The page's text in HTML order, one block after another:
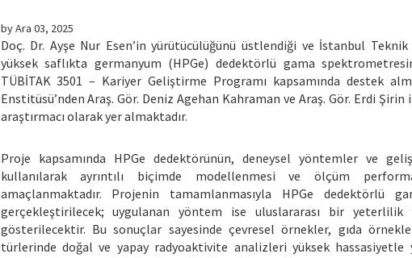
byAra 03, 2025
Doç. Dr. Ayşe Nur Esen’in yürütücülüğünü üstlendiği ve İstanbul
yüksek saflıkta germanyum (HPGe) dedektörlü gama
TÜBİTAK 3501 – Kariyer Geliştirme Programı kapsamında destek
Enstitüsü’nden Araş. Gör. Deniz Agehan Kahraman ve Araş. Gör. Erdi
araştırmacı olarak yer almaktadır.
Proje kapsamında HPGe dedektörünün, deneysel yöntemler ve
kullanılarak ayrıntılı biçimde modellenmesi ve ölçüm
amaçlanmaktadır. Projenin tamamlanmasıyla HPGe dedektörlü
gerçekleştirilecek; uygulanan yöntem ise uluslararası bir
gösterilecektir. Bu sonuçlar sayesinde çevresel örnekler, gıda
türlerinde doğal ve yapay radyoaktivite analizleri yüksek hassasiyetle